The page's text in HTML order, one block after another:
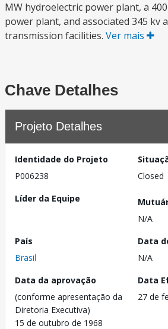
MW hydroelectric power plant, a
power plant, and associated 345 kv
transmission facilities. Ver mais
Chave Detalhes
Projeto Detalhes
Identidade do Projeto
P006238
Closed
Líder da Equipe
N/A
País
Brasil
Data
N/A
Data da aprovação
(conforme apresentação da
Diretoria Executiva)
15 de outubro de 1968
Data
27 de